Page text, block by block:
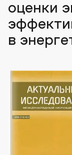
оценки
в